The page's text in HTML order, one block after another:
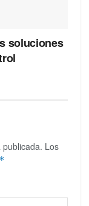
soluciones
Los
*